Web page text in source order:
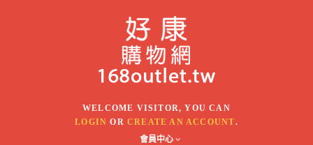
WELCOME VISITOR, YOU CAN
LOGIN ORCREATE AN ACCOUNT.
會員中心